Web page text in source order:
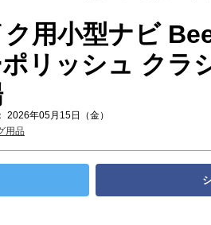
用小型ナビ
リッシュ クラ
2026年05月15日（金）
用品